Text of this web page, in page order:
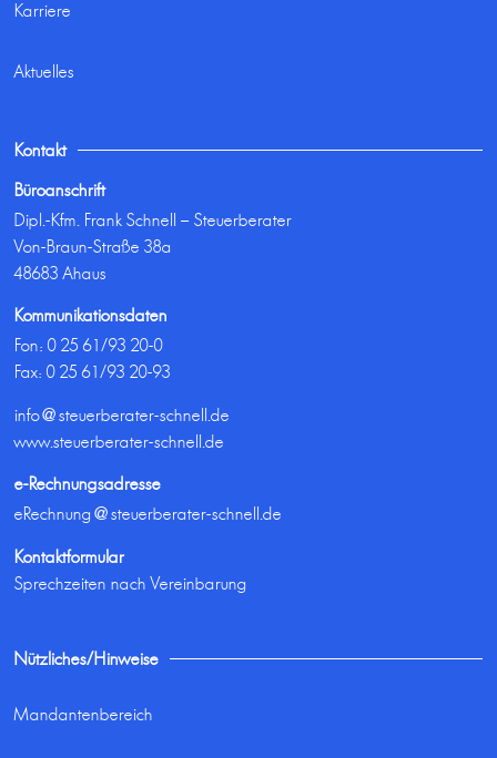
Karriere
Aktuelles
Kontakt
Büroanschrift
Dipl.-Kfm. Frank Schnell – Steuerberater
Von-Braun-Straße 38a
48683 Ahaus
Kommunikationsdaten
Fon:0 25 61/93 20-0
Fax: 0 25 61/93 20-93
info@steuerberater-schnell.de
www.steuerberater-schnell.de
e-Rechnungsadresse
eRechnung@steuerberater-schnell.de
Kontaktformular
Sprechzeiten nach Vereinbarung
Nützliches/Hinweise
Mandantenbereich